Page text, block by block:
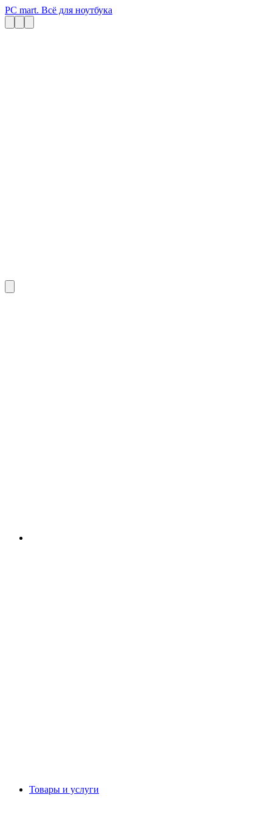
PC mart. Всё для ноутбука
Товары и услуги